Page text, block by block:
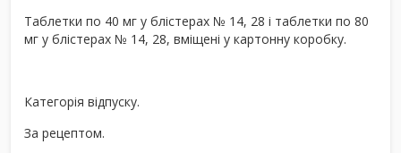
Таблетки по 40 мг у блістерах № 14, 28 і таблетки по 80
мг у блістерах № 14, 28, вміщені у картонну коробку.
Категорія відпуску.
За рецептом.